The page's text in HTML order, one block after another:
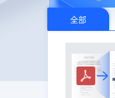
全部